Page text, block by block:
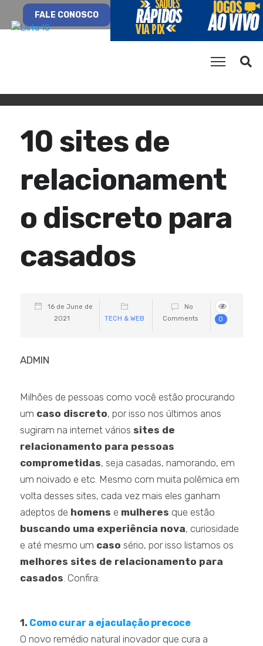
FALE CONOSCO
10 sites de
relacionament
o discreto para
casados
16 de June de
2021
TECH & WEB
No
Comments
0
ADMIN
Milhões de pessoas como você estão procurando
um caso discreto, por isso nos últimos anos
sugiram na internet vários sites de
relacionamento para pessoas
comprometidas, seja casadas, namorando, em
um noivado e etc. Mesmo com muita polêmica em
volta desses sites, cada vez mais eles ganham
adeptos de homens e mulheres que estão
buscando uma experiência nova, curiosidade
e até mesmo um caso sério, por isso listamos os
melhores sites de relacionamento para
casados. Confira:
1. Como curar a ejaculação precoce
O novo remédio natural inovador que cura a